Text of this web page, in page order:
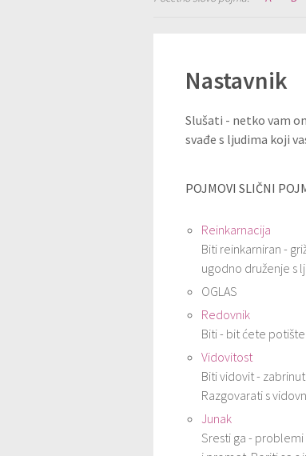
Nastavnik
Slušati - netko vam
svađe s ljudima koji
POJMOVI SLIČNI
Reinkarnacija
Biti reinkarniran -
ugodno druženje s
OGLAS
Redovnik
Biti - bit ćete
Vidovitost
Biti vidovit -
Razgovarati s
Junak
Sresti ga -